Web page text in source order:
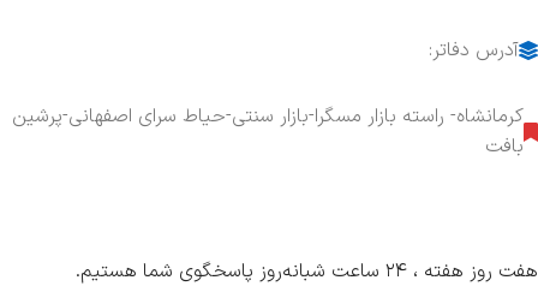
آدرس دفاتر:
کرمانشاه- راسته بازار مسگرا-بازار سنتی-حیاط سرای اصفهانی-پرشین
بافت
هفت روز هفته ، ۲۴ ساعت شبانه‌روز پاسخگوی شما هستیم.